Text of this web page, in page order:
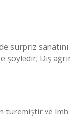
sürpriz
Diş